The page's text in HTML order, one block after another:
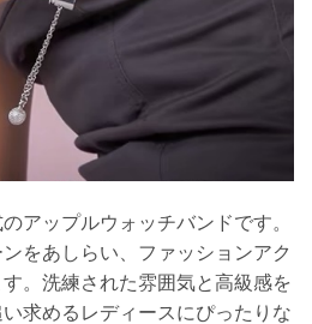
アップルウォッチバンドです。
をあしらい、ファッションアク
。洗練された雰囲気と高級感を
求めるレディースにぴったりな